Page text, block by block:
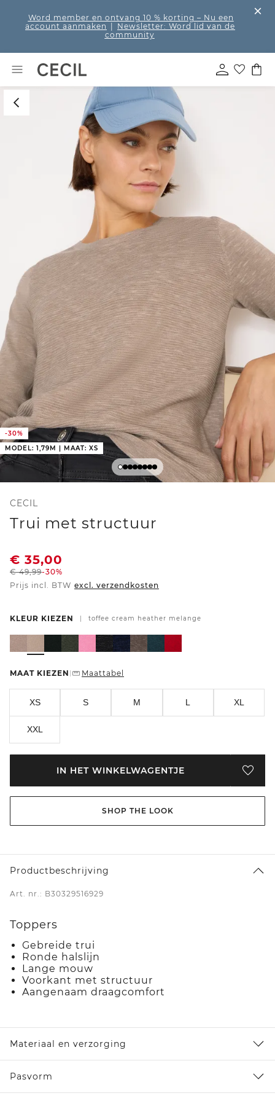
Word member en ontvang 10 % korting – Nu een
account aanmaken
Newsletter: Word lid van de
community
-30%
MODEL: 1,79M | MAAT: XS
CECIL
Trui met structuur
€ 35,00
€49,99-30%
Prijs incl. BTW excl. verzendkosten
KLEUR KIEZEN toffee cream heather melange
MAAT KIEZEN Maattabel
XS S M L XL
XXL
IN HET WINKELWAGENTJE
SHOP THE LOOK
Productbeschrijving
Art. nr.: B30329516929
Toppers
Gebreide trui
Ronde halslijn
Lange mouw
Voorkant met structuur
Aangenaam draagcomfort
Materiaal en verzorging
Pasvorm